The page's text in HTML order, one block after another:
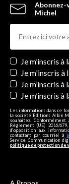
Abonnez-
Michel
Newsletters
Je m’inscris
Je m'inscris
Je m’inscris
Je m’inscris
Les informations dans ce
la société Editions Albin
souhaitez.
Règlement (UE) 2016/
d’opposition aux
contactant par courriel à
Service Communication
politique de protection de